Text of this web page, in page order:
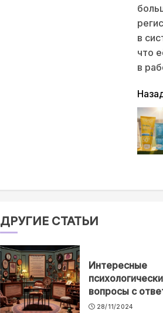
в
что
в
еще
ДРУГИЕ СТАТЬИ
Интересные
вопросы с
28/11/2024